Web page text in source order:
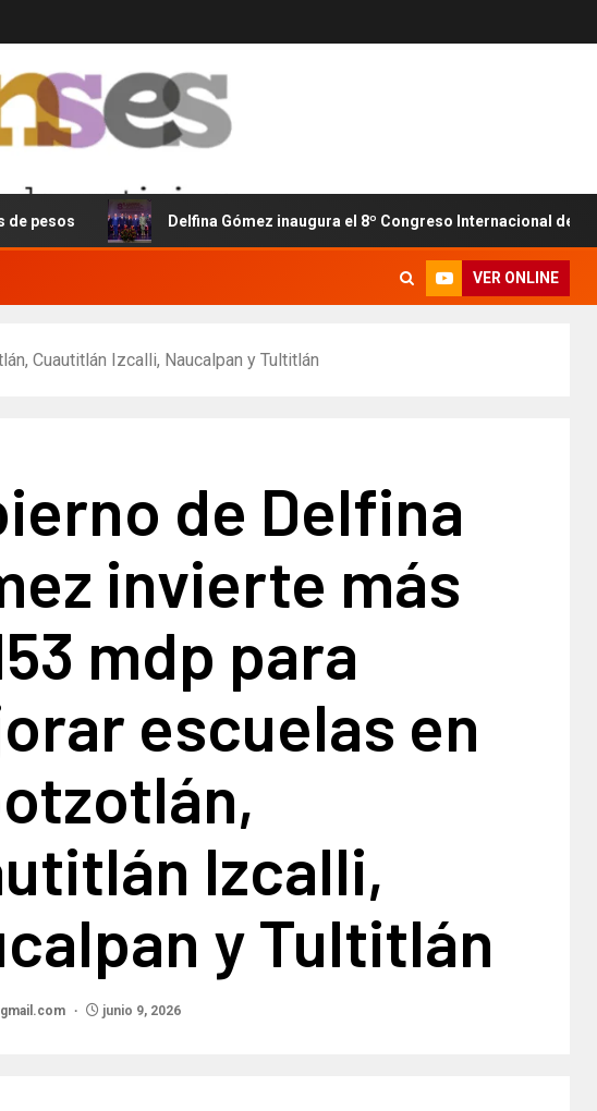
Delfina Gómez inaugura el 8º Congreso Internacional de Seguridad
VER ONLINE
Cuautitlán Izcalli, Naucalpan y Tultitlán
de Delfina
invierte más
mdp para
escuelas en
Izcalli,
y Tultitlán
junio 9, 2026